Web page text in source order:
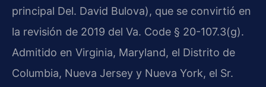
principal Del. David Bulova), que se convirtió en
la revisión de 2019 del Va. Code § 20-107.3(g).
Admitido en Virginia, Maryland, el Distrito de
Columbia, Nueva Jersey y Nueva York, el Sr.